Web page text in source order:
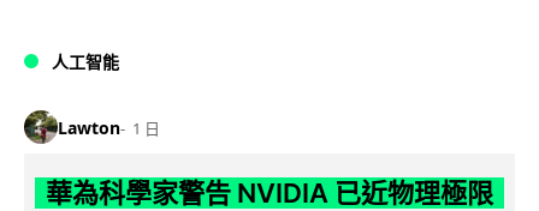
人工智能
Lawton 1 日
華為科學家警告 NVIDIA 已近物理極限